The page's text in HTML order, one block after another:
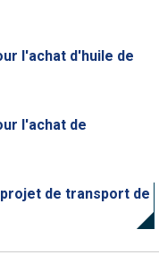
l'achat d'huile de
l'achat de
de transport de